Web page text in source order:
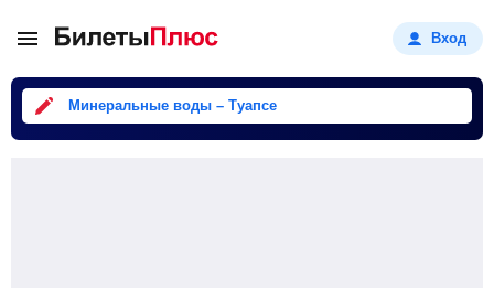
Вход
Минеральные воды – Туапсе